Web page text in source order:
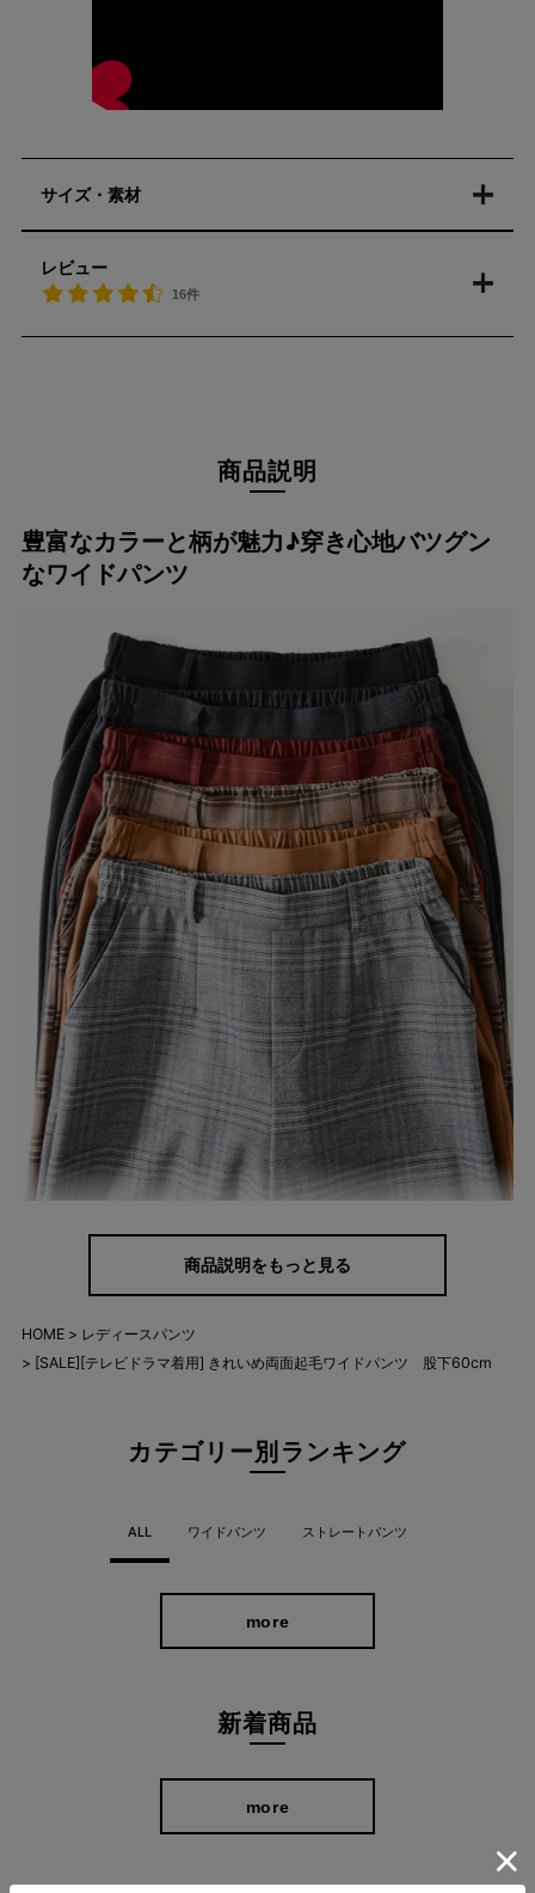
サイズ・素材
レビュー
16件
商品説明
豊富なカラーと柄が魅力♪穿き心地バツグン
なワイドパンツ
後ろウエストゴムできれいめながら穿き心地の良いワイドパン
タテヨコ伸びるストレッチ素材で一日中快適に過ごしていただけ
ます。
両面起毛素材なので、肌触りも柔らかくあたたかいのが特長。
人な印象のチェック柄をご用意いたしました。
どんなシーンにもキマるシンプルスタイル
商品説明をもっと見る
HOME
レディースパンツ
[SALE][テレビドラマ着用] きれいめ両面起毛ワイドパンツ 股下60cm
カテゴリー別ランキング
ALL ワイドパンツ ストレートパンツ
more
新着商品
more